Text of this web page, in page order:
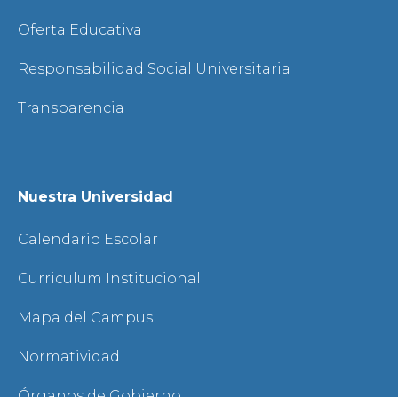
Oferta Educativa
Responsabilidad Social Universitaria
Transparencia
Nuestra Universidad
Calendario Escolar
Curriculum Institucional
Mapa del Campus
Normatividad